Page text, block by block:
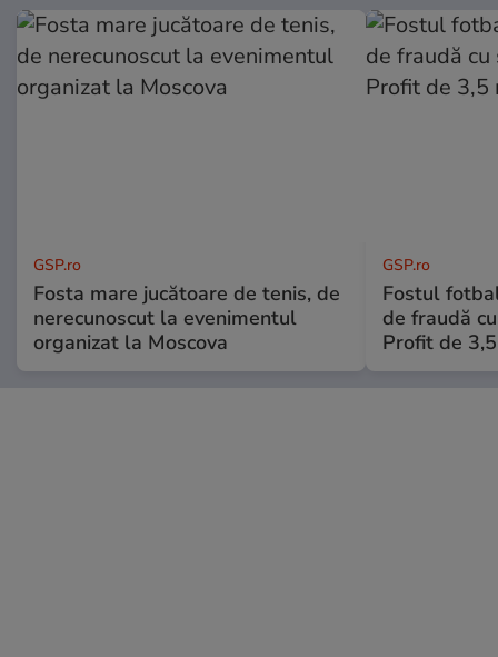
GSP.ro
Fosta mare jucătoare de tenis, de
nerecunoscut la evenimentul
organizat la Moscova
GSP.ro
Fostul
de fraudă
Profit de